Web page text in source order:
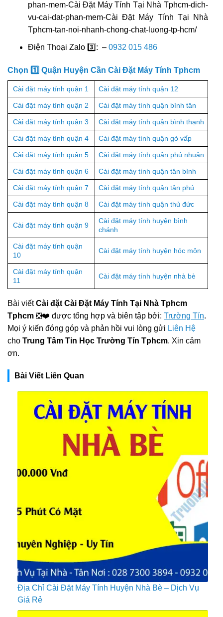
phan-mem-Cài Đặt Máy Tính Tại Nhà Tphcm-dich-
vu-cai-dat-phan-mem-Cài Đặt Máy Tính Tại Nhà
Tphcm-tan-noi-nhanh-chong-chat-luong-tp-hcm/
Điện Thoại Zalo 3️⃣: – 0932 015 486
Chọn 1️⃣ Quận Huyện Cần Cài Đặt Máy Tính Tphcm
Cài đặt máy tính quận 1 Cài đặt máy tính quận 12
Cài đặt máy tính quận 2 Cài đặt máy tính quận bình tân
Cài đặt máy tính quận 3 Cài đặt máy tính quận bình thạnh
Cài đặt máy tính quận 4 Cài đặt máy tính quận gò vấp
Cài đặt máy tính quận 5 Cài đặt máy tính quận phú nhuận
Cài đặt máy tính quận 6 Cài đặt máy tính quận tân bình
Cài đặt máy tính quận 7 Cài đặt máy tính quận tân phú
Cài đặt máy tính quận 8 Cài đặt máy tính quận thủ đức
Cài đặt máy tính quận 9
Cài đặt máy tính huyện bình
chánh
Cài đặt máy tính quận
10
Cài đặt máy tính huyện hóc môn
Cài đặt máy tính quận
11
Cài đặt máy tính huyện nhà bè
Bài viếtCài đặt Cài Đặt Máy Tính Tại Nhà Tphcm
Tphcm ❎❤️ được tổng hợp và biên tập bởi: Trường Tín.
Mọi ý kiến đóng góp và phản hồi vui lòng gửi Liên Hệ
cho Trung Tâm Tin Học Trường Tín Tphcm. Xin cảm
ơn.
Bài Viết Liên Quan
Địa Chỉ Cài Đặt Máy Tính Huyện Nhà Bè – Dịch Vụ
Giá Rẻ